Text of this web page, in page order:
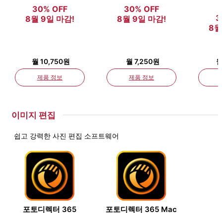
30% OFF
8월 9일 마감!
월 10,750원
제품 정보
30% OFF
8월 9일 마감!
월 7,250원
제품 정보
8
이미지 편집
쉽고 강력한 사진 편집 소프트웨어
포토디렉터 365 포토디렉터 365 Mac